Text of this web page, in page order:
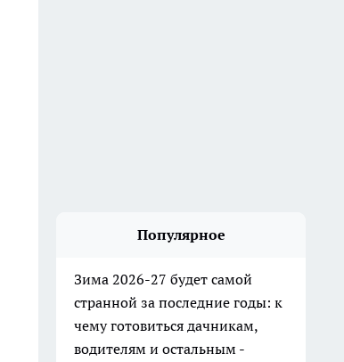
Популярное
Зима 2026-27 будет самой
странной за последние годы: к
чему готовиться дачникам,
водителям и остальным -